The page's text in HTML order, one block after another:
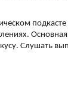
Слушать